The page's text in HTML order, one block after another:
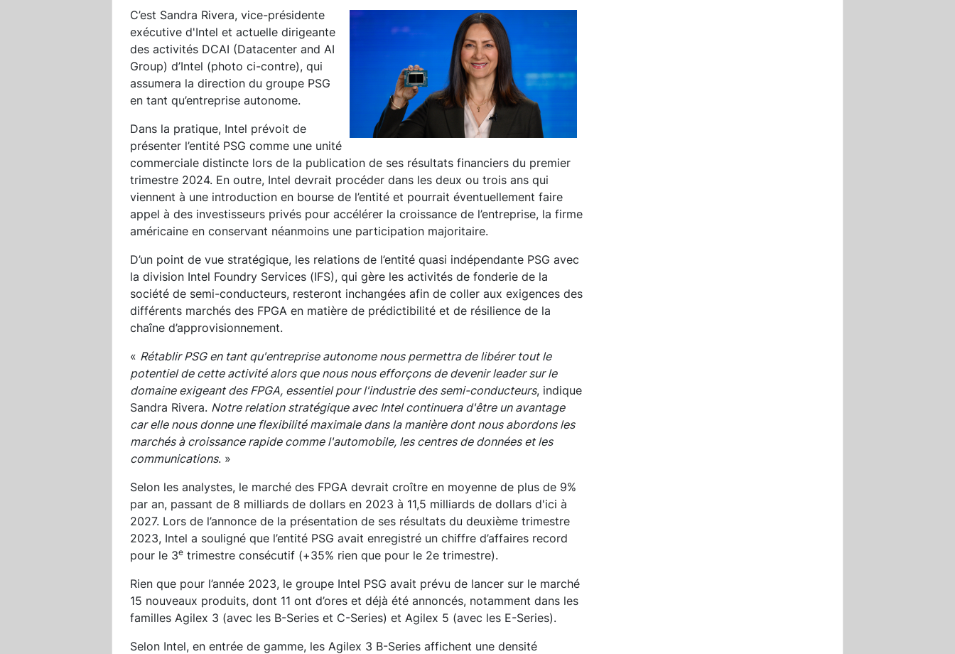
C’est Sandra Rivera, vice-présidente
exécutive d'Intel et actuelle dirigeante
des activités DCAI (Datacenter and AI
Group) d’Intel (photo ci-contre), qui
assumera la direction du groupe PSG
en tant qu’entreprise autonome.
Dans la pratique, Intel prévoit de
présenter l’entité PSG comme une unité
commerciale distincte lors de la publication de ses résultats financiers du premier
trimestre 2024. En outre, Intel devrait procéder dans les deux ou trois ans qui
viennent à une introduction en bourse de l’entité et pourrait éventuellement faire
appel à des investisseurs privés pour accélérer la croissance de l’entreprise, la firme
américaine en conservant néanmoins une participation majoritaire.
D’un point de vue stratégique, les relations de l’entité quasi indépendante PSG avec
la division Intel Foundry Services (IFS), qui gère les activités de fonderie de la
société de semi-conducteurs, resteront inchangées afin de coller aux exigences des
différents marchés des FPGA en matière de prédictibilité et de résilience de la
chaîne d’approvisionnement.
« Rétablir PSG en tant qu'entreprise autonome nous permettra de libérer tout le
potentiel de cette activité alors que nous nous efforçons de devenir leader sur le
domaine exigeant des FPGA, essentiel pour l'industrie des semi-conducteurs, indique
Sandra Rivera. Notre relation stratégique avec Intel continuera d'être un avantage
car elle nous donne une flexibilité maximale dans la manière dont nous abordons les
marchés à croissance rapide comme l'automobile, les centres de données et les
communications. »
Selon les analystes, le marché des FPGA devrait croître en moyenne de plus de 9%
par an, passant de 8 milliards de dollars en 2023 à 11,5 milliards de dollars d'ici à
2027. Lors de l’annonce de la présentation de ses résultats du deuxième trimestre
2023, Intel a souligné que l’entité PSG avait enregistré un chiffre d’affaires record
pour le 3e trimestre consécutif (+35% rien que pour le 2e trimestre).
Rien que pour l’année 2023, le groupe Intel PSG avait prévu de lancer sur le marché
15 nouveaux produits, dont 11 ont d’ores et déjà été annoncés, notamment dans les
familles Agilex 3 (avec les B-Series et C-Series) et Agilex 5 (avec les E-Series).
Selon Intel, en entrée de gamme, les Agilex 3 B-Series affichent une densité